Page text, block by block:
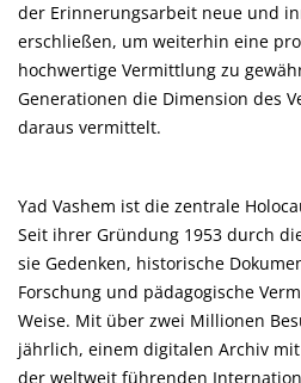
der Erinnerungsarbeit neue und
erschließen, um weiterhin eine
hochwertige Vermittlung zu
Generationen die Dimension des
daraus vermittelt.
Yad Vashem ist die zentrale
Seit ihrer Gründung 1953 durch
sie Gedenken, historische
Forschung und pädagogische
Weise. Mit über zwei Millionen
jährlich, einem digitalen Archiv
der weltweit führenden